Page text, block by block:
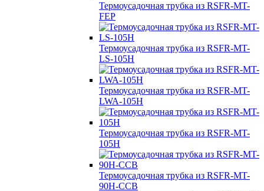
Термоусадочная трубка из RSFR-MT-
FEP
Термоусадочная трубка из RSFR-MT-
LS-105H
Термоусадочная трубка из RSFR-MT-
LWA-105H
Термоусадочная трубка из RSFR-MT-
105H
Термоусадочная трубка из RSFR-MT-
90H-CCB